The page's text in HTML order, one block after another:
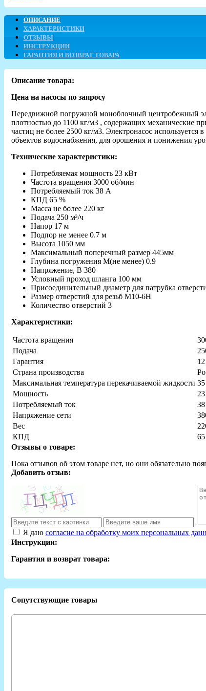
ОПИСАНИЕ
ХАРАКТЕРИСТИКИ
ОТЗЫВЫ
ИНСТРУКЦИИ
ГАРАНТИЯ И ВОЗВРАТ ТОВАРА
Описание товара:
Цена на насосы по запросу
Передвижной погружной моноблочный центробежный
плотностью до 1100 кг/м3 , содержащих механические
частиц не более 2500 кг/м3. Электронасос
объектов водоснабжения, для орошения и понижения
Технические характеристики:
Потребляемая мощность 23 кВт
Частота вращения 3000 об/мин
Потребляемый ток 38 А
КПД 65 %
Масса не более 220 кг
Подача 250 м³/ч
Напор 17 м
Подпор не менее 0.7 м
Высота 1050 мм
Максимальный поперечный размер 445мм
Глубина погружения М(не менее) 0.9
Напряжение, В 380
Условный проход шланга 100 мм
Присоединительный диаметр для патрубка
Размер отверстий для резьб М10-6Н
Количество отверстий 3
Характеристики:
Частота вращения
Подача
Гарантия
Страна производства
Максимальная температура перекачиваемой жидкости 35
Мощность
Потребляемый ток
Напряжение сети
Вес
КПД
Отзывы о товаре:
Пока отзывов об этом товаре нет, но они обязательно
Добавить отзыв:
Я даю согласие на обработку моих персональных
Инструкции:
Гарантия и возврат товара:
Сопутствующие товары